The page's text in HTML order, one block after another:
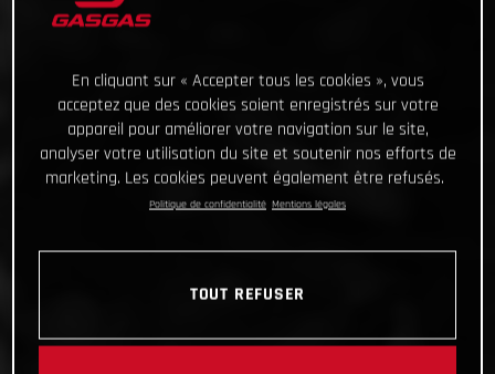
En cliquant sur « Accepter tous les cookies », vous
acceptez que des cookies soient enregistrés sur votre
appareil pour améliorer votre navigation sur le site,
analyser votre utilisation du site et soutenir nos efforts de
marketing. Les cookies peuvent également être refusés.
Politique de confidentialité Mentions légales
TOUT REFUSER